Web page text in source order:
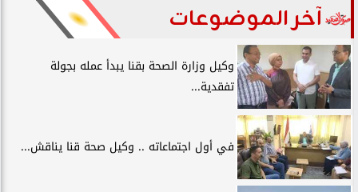
آخر الموضوعات
وكيل وزارة الصحة بقنا يبدأ عمله بجولة
تفقدية...
في أول اجتماعاته .. وكيل صحة قنا يناقش...